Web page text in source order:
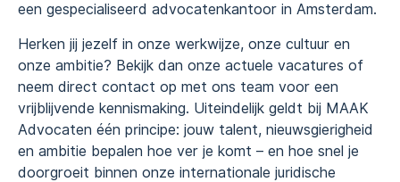
een gespecialiseerd advocatenkantoor in Amsterdam.
Herken jij jezelf in onze werkwijze, onze cultuur en
onze ambitie? Bekijk dan onze actuele vacatures of
neem direct contact op met ons team voor een
vrijblijvende kennismaking. Uiteindelijk geldt bij MAAK
Advocaten één principe: jouw talent, nieuwsgierigheid
en ambitie bepalen hoe ver je komt – en hoe snel je
doorgroeit binnen onze internationale juridische